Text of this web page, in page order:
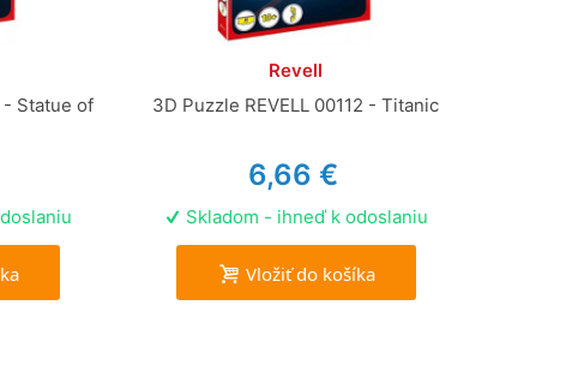
- Statue of
Revell
3D Puzzle REVELL 00112 - Titanic
6,66 €
Skladom - ihneď k odoslaniu
Vložiť do košíka